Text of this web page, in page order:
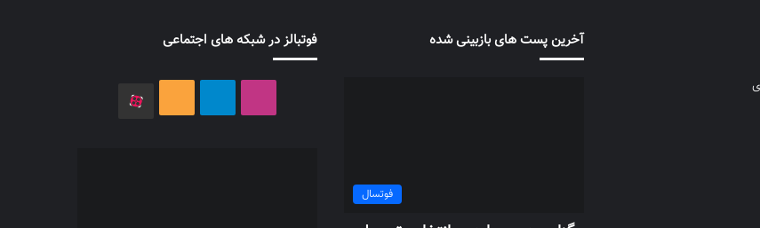
آخرین پست های بازبینی شده
فوتسال
فوتبالز در شبکه های اجتماعی
خوراک